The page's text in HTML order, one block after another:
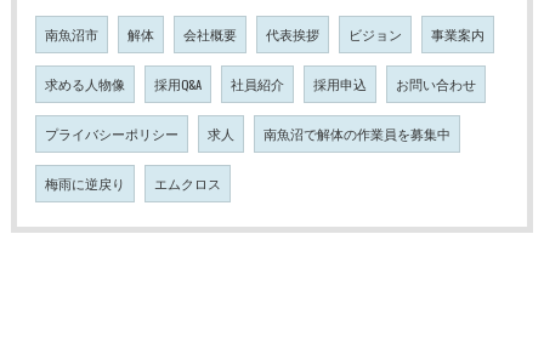
南魚沼市 解体 会社概要 代表挨拶 ビジョン 事業案内
求める人物像 採用Q&A 社員紹介 採用申込 お問い合わせ
プライバシーポリシー 求人 南魚沼で解体の作業員を募集中
梅雨に逆戻り エムクロス